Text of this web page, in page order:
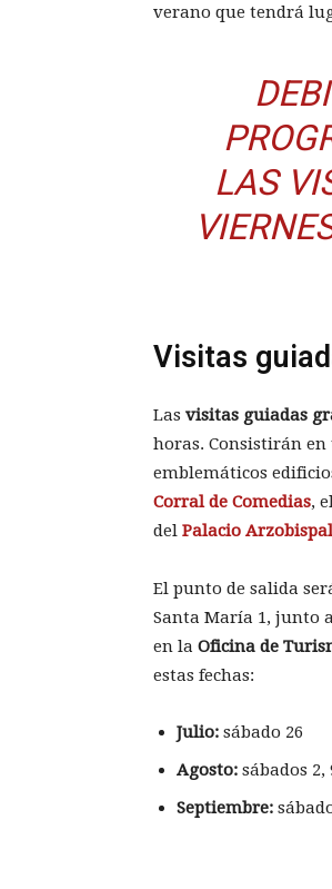
verano que tendrá
LAS
Visitas
Las visitas guiadas
horas. Consistirán
emblemáticos
Corral de Comedias, el
del Palacio Arzobispal
El punto de salida
Santa María 1, junto
en la Oficina de
estas fechas:
Julio: sábado 26
Agosto: sábados 2,
Septiembre: